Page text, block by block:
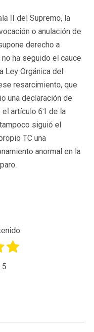
II del Supremo, la
o anulación de
derecho a
ha seguido el cauce
Ley Orgánica del
resarcimiento, que
una declaración de
el artículo 61 de la
siguió el
TC una
anormal en la
5